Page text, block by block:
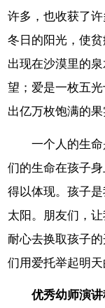
许多，也收获了
冬日的阳光，使
出现在沙漠里的
望；爱是一枚五
出亿万枚饱满的果
一个人的生
们的生命在孩子
得以体现。孩子
太阳。朋友们，
耐心去换取孩子
们用爱托举起明天
优秀幼师演